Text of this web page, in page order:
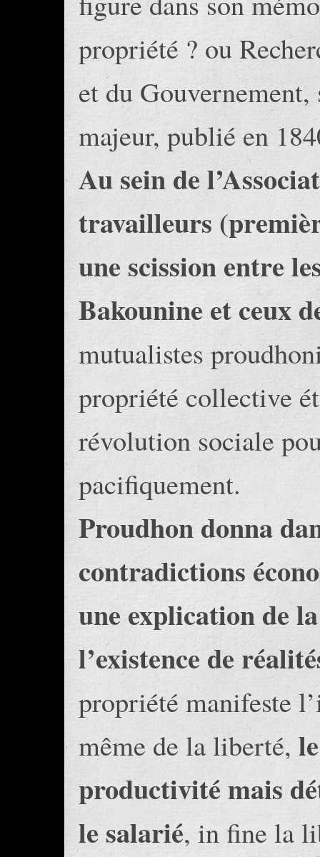
propriété ? ou
et du
majeur, publié en
Au sein de
travailleurs
une scission entre
Bakounine et ceux
mutualistes
propriété collective
révolution sociale
pacifiquement.
Proudhon donna
contradictions
une explication de
l’existence de
propriété manifeste
même de la liberté,
productivité mais
le salarié, in fine la